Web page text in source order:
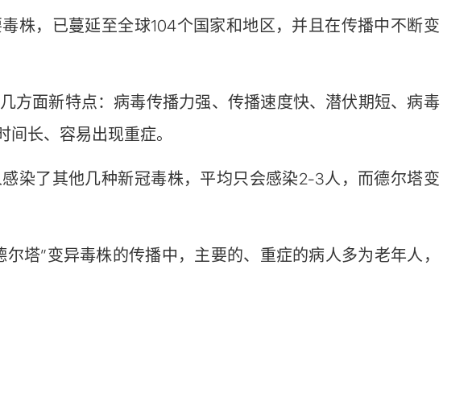
，已蔓延至全球104个国家和地区，并且在传播中不断变
面新特点：病毒传播力强、传播速度快、潜伏期短、病毒
长、容易出现重症。
了其他几种新冠毒株，平均只会感染2-3人，而德尔塔变
”变异毒株的传播中，主要的、重症的病人多为老年人，